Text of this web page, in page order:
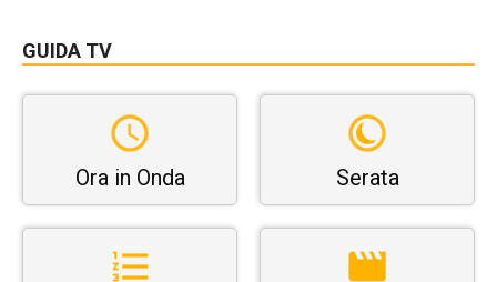
GUIDA TV
Ora in Onda Serata